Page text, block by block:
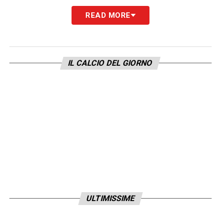
formazione, ma filtra un cauto ottimismo.
Milan spera di riabbracciare Pulisic già nelle
in Toscana richiederà una squadra il più
possibile vicina alla miglior condizione,
READ MORE
IL CALCIO DEL GIORNO
ULTIMISSIME